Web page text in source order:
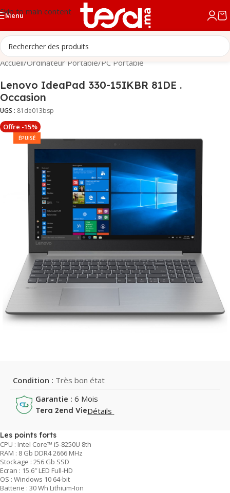
Skip to main content
Menu
Accueil/Ordinateur Portable/PC Portable
Lenovo IdeaPad 330-15IKBR 81DE .
Occasion
UGS : 81de013bsp
Offre -15%
ÉPUISÉ
Condition : Très bon état
Garantie : 6 Mois
Tera 2end VieDétails
Les points forts
CPU : Intel Core™ i5-8250U 8th
RAM : 8 Gb DDR4 2666 MHz
Stockage : 256 Gb SSD
Ecran : 15.6″ LED Full-HD
OS : Windows 10 64-bit
Batterie : 30 Wh Lithium-Ion